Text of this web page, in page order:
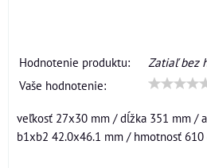
Hodnotenie produktu:
Zatiaľ bez
Vaše hodnotenie:
veľkosť 27x30 mm / dĺžka 351 mm /
b1xb2 42.0x46.1 mm / hmotnosť 610